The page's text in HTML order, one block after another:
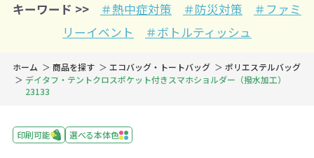
キーワード >>
＃熱中症対策 ＃防災対策
＃ファミ
リーイベント
＃ボトルティッシュ
ホーム 商品を探す エコバッグ・トートバッグ
ポリエステルバッグ
デイタフ・テントクロスポケット付きスマホショルダー（撥水加工）
23133
印刷可能 選べる本体色